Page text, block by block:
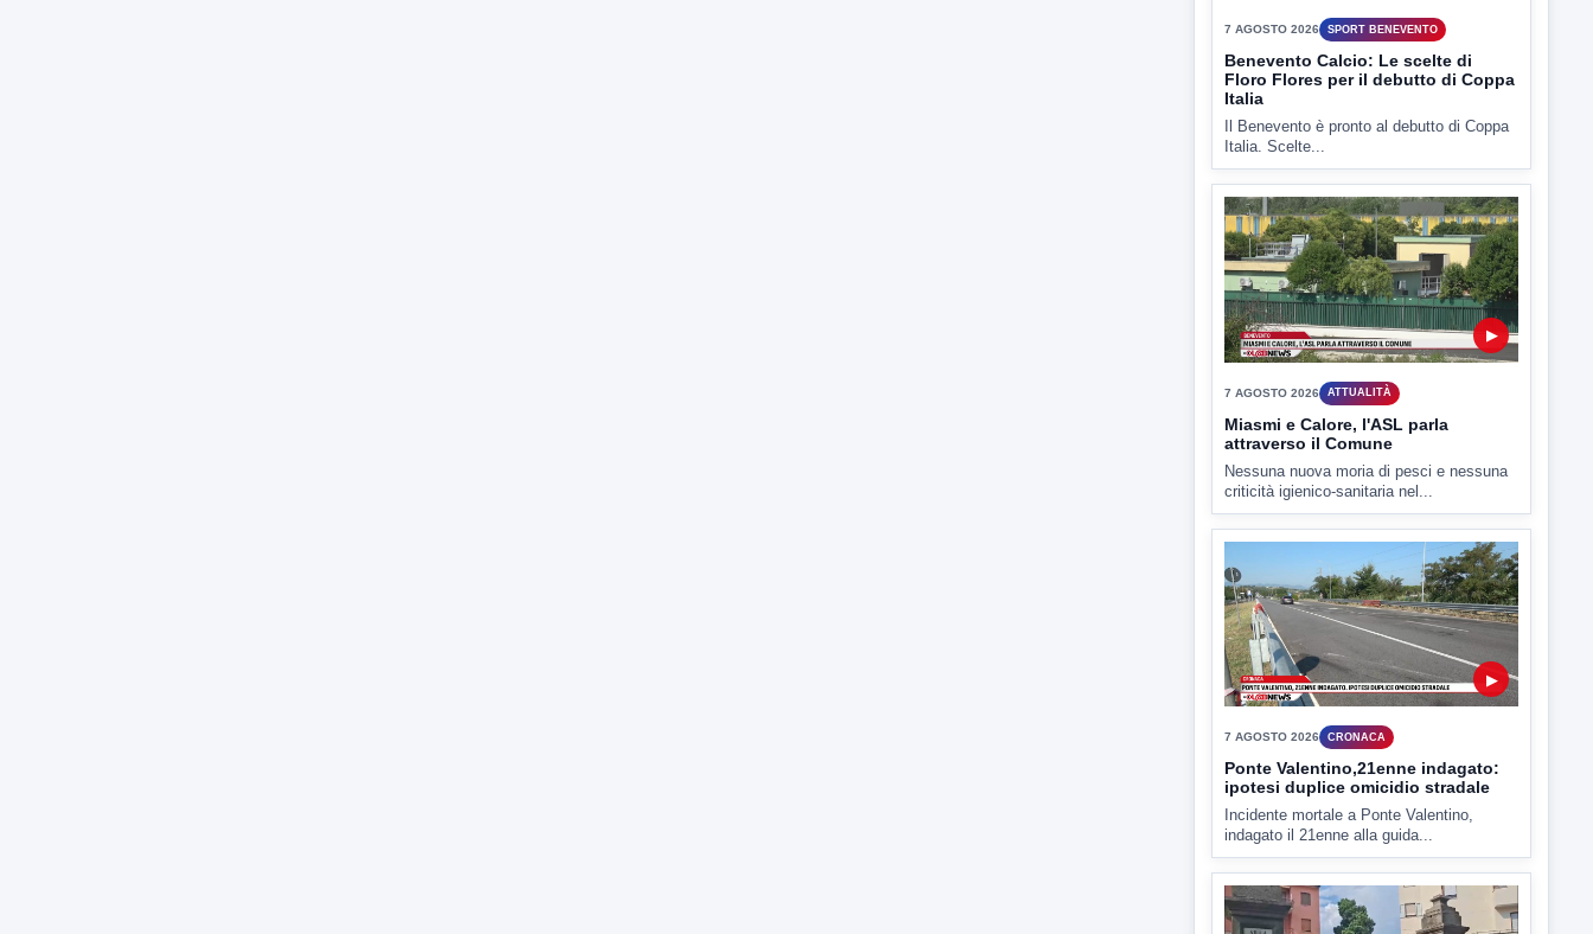
ULTIMI VIDEO
TUTTI I VIDEO
Benevento Calcio: Le scelte di
Floro Flores per il debutto di Coppa
Italia
Il Benevento è pronto al debutto di Coppa
Italia. Scelte...
7 AGOSTO 2026 ATTUALITÀ
Miasmi e Calore, l'ASL parla
attraverso il Comune